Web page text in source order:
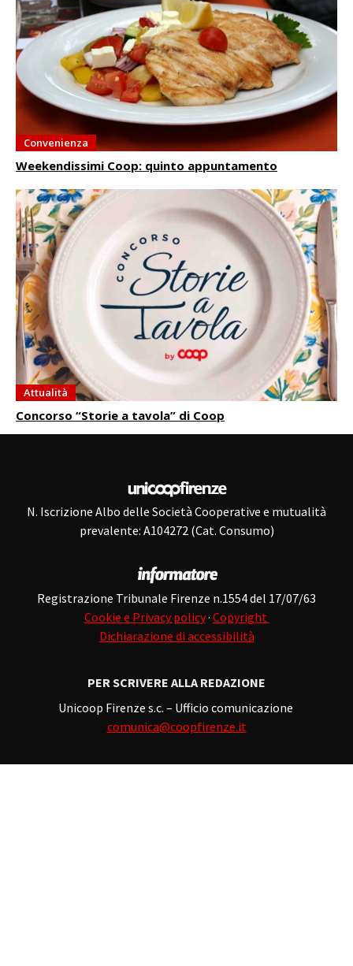
Convenienza
Weekendissimi Coop: quinto appuntamento
Attualità
Concorso “Storie a tavola” di Coop
N. Iscrizione Albo delle Società Cooperative e mutualità
prevalente: A104272 (Cat. Consumo)
Registrazione Tribunale Firenze n.1554 del 17/07/63
Cookie e Privacy policy· Copyright
Dichiarazione di accessibilità
PER SCRIVERE ALLA REDAZIONE
Unicoop Firenze s.c. – Ufficio comunicazione
comunica@coopfirenze.it